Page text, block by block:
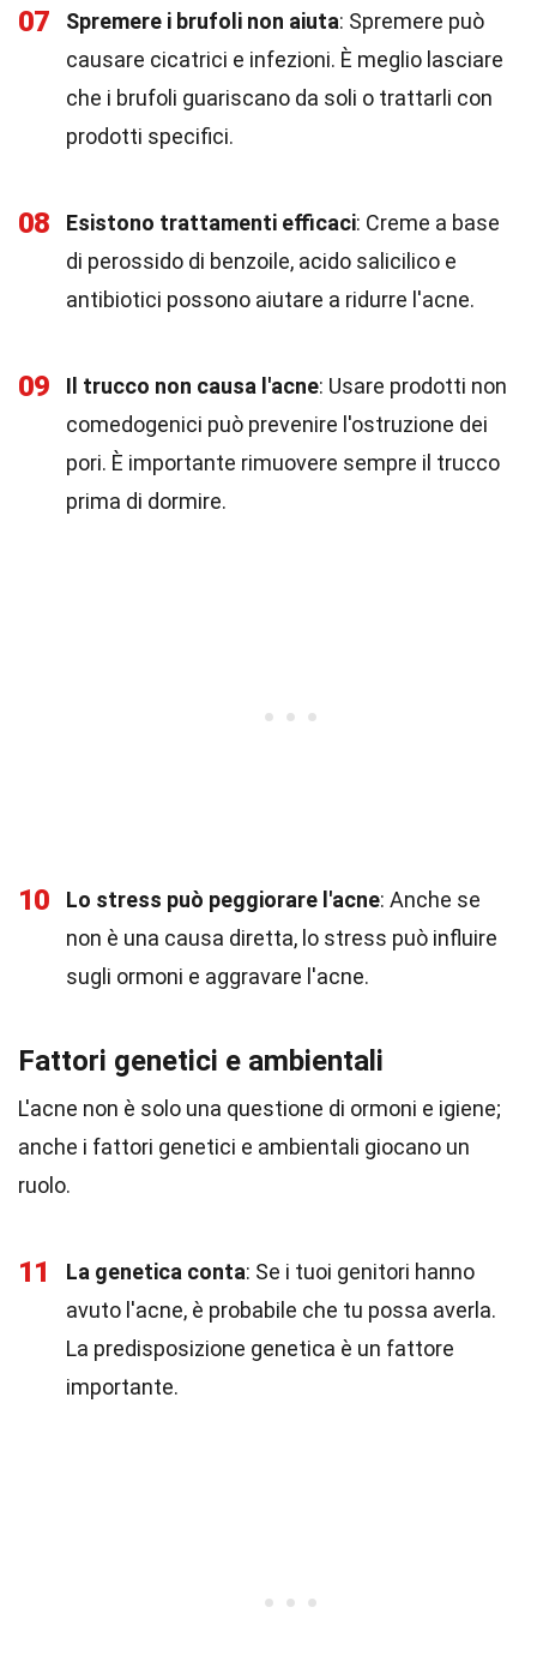
07 Spremere i brufoli non aiuta: Spremere può
causare cicatrici e infezioni. È meglio lasciare
che i brufoli guariscano da soli o trattarli con
prodotti specifici.
08 Esistono trattamenti efficaci: Creme a base
di perossido di benzoile, acido salicilico e
antibiotici possono aiutare a ridurre l'acne.
09 Il trucco non causa l'acne: Usare prodotti non
comedogenici può prevenire l'ostruzione dei
pori. È importante rimuovere sempre il trucco
prima di dormire.
10 Lo stress può peggiorare l'acne: Anche se
non è una causa diretta, lo stress può influire
sugli ormoni e aggravare l'acne.
Fattori genetici e ambientali
L'acne non è solo una questione di ormoni e igiene;
anche i fattori genetici e ambientali giocano un
ruolo.
11 La genetica conta: Se i tuoi genitori hanno
avuto l'acne, è probabile che tu possa averla.
La predisposizione genetica è un fattore
importante.